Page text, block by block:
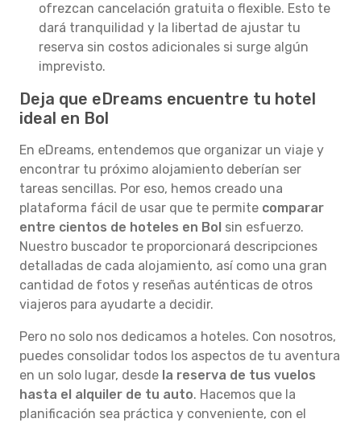
ofrezcan cancelación gratuita o flexible. Esto te
dará tranquilidad y la libertad de ajustar tu
reserva sin costos adicionales si surge algún
imprevisto.
Deja que eDreams encuentre tu hotel
ideal en Bol
En eDreams, entendemos que organizar un viaje y
encontrar tu próximo alojamiento deberían ser
tareas sencillas. Por eso, hemos creado una
plataforma fácil de usar que te permite comparar
entre cientos de hoteles en Bol sin esfuerzo.
Nuestro buscador te proporcionará descripciones
detalladas de cada alojamiento, así como una gran
cantidad de fotos y reseñas auténticas de otros
viajeros para ayudarte a decidir.
Pero no solo nos dedicamos a hoteles. Con nosotros,
puedes consolidar todos los aspectos de tu aventura
en un solo lugar, desde la reserva de tus vuelos
hasta el alquiler de tu auto. Hacemos que la
planificación sea práctica y conveniente, con el